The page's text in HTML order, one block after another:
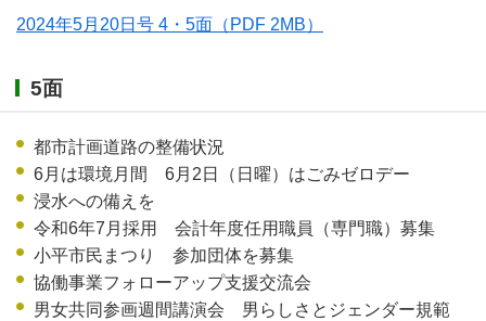
2024年5月20日号 4・5面 （PDF 2MB）
5面
都市計画道路の整備状況
6月は環境月間 6月2日（日曜）はごみゼロデー
浸水への備えを
令和6年7月採用 会計年度任用職員（専門職）募集
小平市民まつり 参加団体を募集
協働事業フォローアップ支援交流会
男女共同参画週間講演会 男らしさとジェンダー規範